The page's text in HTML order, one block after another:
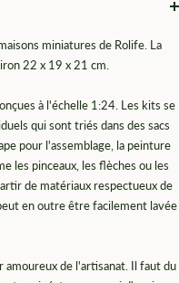
miniatures de Rolife. La
22 x 19 x 21 cm.
à l'échelle 1:24. Les kits se
qui sont triés dans des sacs
pour l'assemblage, la peinture
les pinceaux, les flèches ou les
de matériaux respectueux de
en outre être facilement lavée
amoureux de l'artisanat. Il faut du